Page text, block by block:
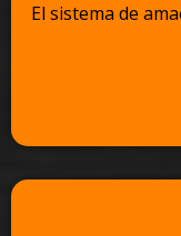
El sistema de